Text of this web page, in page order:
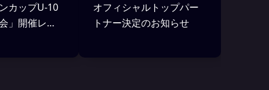
カップU-10
」開催レポ
オフィシャルトップパー
トナー決定のお知らせ